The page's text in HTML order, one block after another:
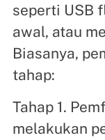
seperti USB
awal, atau
Biasanya,
tahap:
Tahap 1.
melakukan